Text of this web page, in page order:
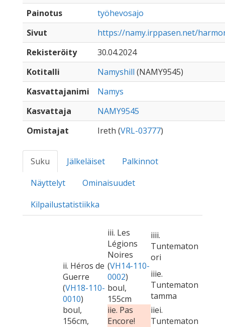
Painotus
työhevosajo
Sivut
https://namy.irppasen.net/
Rekisteröity
30.04.2024
Kotitalli
Namyshill (NAMY9545)
Kasvattajanimi
Namys
Kasvattaja
NAMY9545
Omistajat
Ireth (VRL-03777)
Suku Jälkeläiset
Palkinnot
Näyttelyt
Ominaisuudet
Kilpailustatistiikka
ii. Héros de
Guerre
(VH18-110-
0010)
boul,
156cm,
iii. Les
Légions
Noires
(VH14-110-
0002)
boul,
155cm
iiii.
Tuntematon
ori
iiie.
Tuntematon
tamma
iie. Pas
Encore!
iiei.
Tuntematon